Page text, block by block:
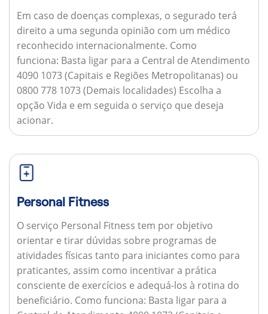
Em caso de doenças complexas, o segurado terá
direito a uma segunda opinião com um médico
reconhecido internacionalmente. Como
funciona: Basta ligar para a Central de Atendimento
4090 1073 (Capitais e Regiões Metropolitanas) ou
0800 778 1073 (Demais localidades) Escolha a
opção Vida e em seguida o serviço que deseja
acionar.
Personal Fitness
O serviço Personal Fitness tem por objetivo
orientar e tirar dúvidas sobre programas de
atividades físicas tanto para iniciantes como para
praticantes, assim como incentivar a prática
consciente de exercícios e adequá-los à rotina do
beneficiário. Como funciona: Basta ligar para a